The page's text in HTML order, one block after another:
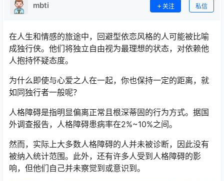
mbti 关注 私信
在人生和情感的旅途中，回避型依恋风格的人可能被比喻
成独行侠。他们将独立自由视为最理想的状态，对依赖他
人抱持怀疑态度。
为什么即使与心爱之人在一起，你也保持一定的距离，就
如同独行者一般呢？
人格障碍是指明显偏离正常且根深蒂固的行为方式。据国
外调查报告，人格障碍患病率在2%~10%之间。
然而，实际上大多数人格障碍的人并未被诊断，因此没有
被纳入统计范围。此外，还有许多人受到人格障碍的影
响，但他们自己并未察觉到或意识到。